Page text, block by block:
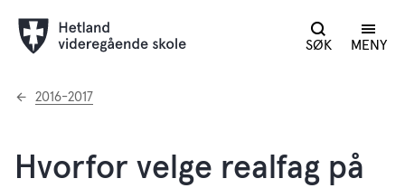
SØK MENY
Du
2016-2017
Hvorfor velge realfag på